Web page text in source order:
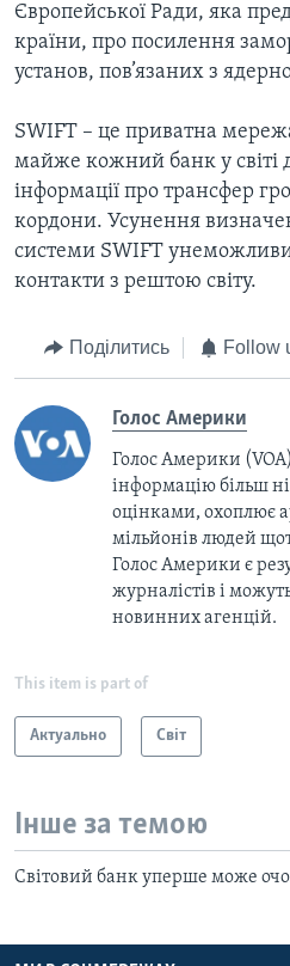
Європейської Ради, яка
країни, про посилення
установ, пов’язаних з
SWIFT – це приватна
майже кожний банк у світі
інформації про трансфер
кордони. Усунення
системи SWIFT
контакти з рештою світу.
Поділитись Follow
Голос Америки
Голос Америки
інформацію більш
оцінками, охоплює
мільйонів людей
Голос Америки є
журналістів і
новинних агенцій.
This item is part of
Актуально Світ
Інше за темою
Світовий банк уперше може